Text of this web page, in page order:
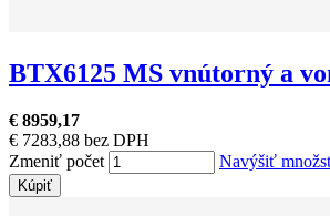
BTX6125 MS vnútorný a
€ 8959,17
€ 7283,88 bez DPH
Zmeniť počet
Navýšiť
Kúpiť